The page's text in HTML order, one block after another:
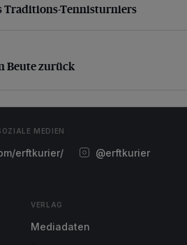
Traditions-Tennisturniers
Beute zurück
Beute zurück
MEDIEN
erftkurier/ @erftkurier
VERLAG
Mediadaten